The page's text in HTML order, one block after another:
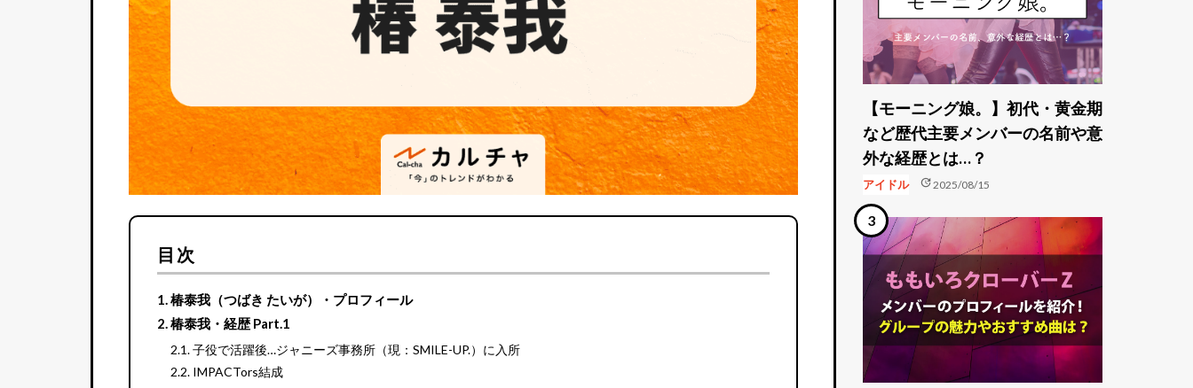
目次
椿泰我（つばき たいが）・プロフィール
椿泰我・経歴 Part.1
子役で活躍後…ジャニーズ事務所（現：SMILE-UP.）に入所
IMPACTors結成
【モーニング娘。】初代・黄金期
など歴代主要メンバーの名前や意
外な経歴とは…？
アイドル update2025/08/15